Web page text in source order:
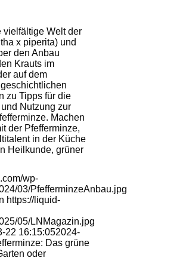
vielfältige Welt der
x piperita) und
den Anbau
Krauts im
auf dem
zu Tipps für die
Nutzung zur
Machen
der Pfefferminze,
in der Küche
Heilkunde, grüner
wp-
03/PfefferminzeAnbau.jpg
https://liquid-
05/LNMagazin.jpg
22 16:15:052024-
Das grüne
oder